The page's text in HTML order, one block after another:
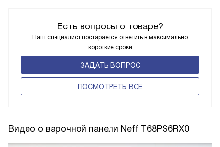
Есть вопросы о товаре?
Наш специалист постарается ответить в максимально
короткие сроки
ЗАДАТЬ ВОПРОС
ПОCМОТРЕТЬ ВСЕ
Видео о варочной панели Neff T68PS6RX0